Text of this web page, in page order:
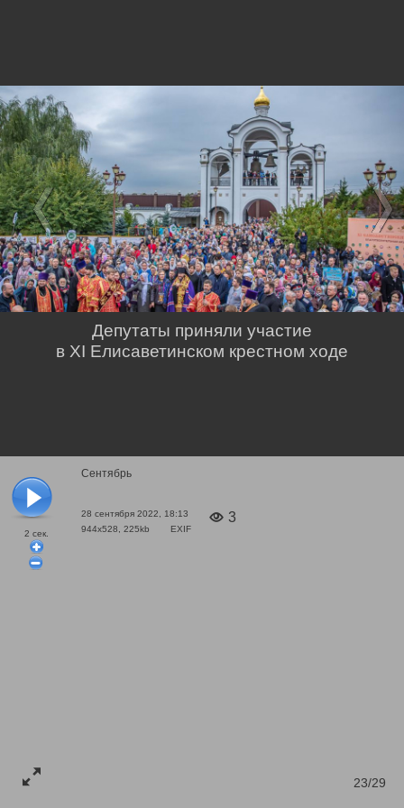
2 сек.
Сентябрь
28 сентября 2022, 18:13
944x528, 225kb
EXIF
3
23/29
Депутаты приняли участие
в XI Елисаветинском крестном ходе